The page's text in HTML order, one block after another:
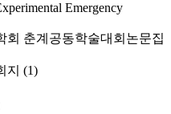
Emergency
회 춘계공동학술대회논문집
지 (1)